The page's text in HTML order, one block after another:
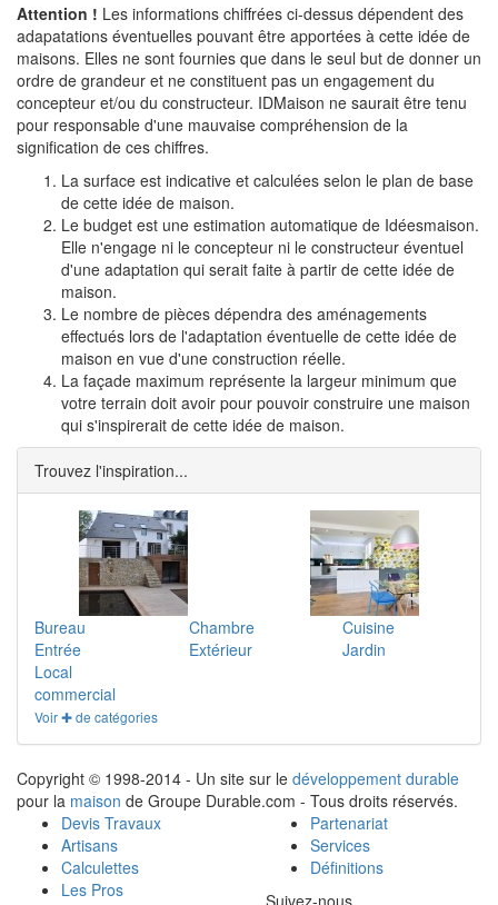
Attention ! Les informations chiffrées ci-dessus dépendent des
adapatations éventuelles pouvant être apportées à cette idée de
maisons. Elles ne sont fournies que dans le seul but de donner un
ordre de grandeur et ne constituent pas un engagement du
concepteur et/ou du constructeur. IDMaison ne saurait être tenu
pour responsable d'une mauvaise compréhension de la
signification de ces chiffres.
La surface est indicative et calculées selon le plan de base
de cette idée de maison.
Le budget est une estimation automatique de Idéesmaison.
Elle n'engage ni le concepteur ni le constructeur éventuel
d'une adaptation qui serait faite à partir de cette idée de
maison.
Le nombre de pièces dépendra des aménagements
effectués lors de l'adaptation éventuelle de cette idée de
maison en vue d'une construction réelle.
La façade maximum représente la largeur minimum que
votre terrain doit avoir pour pouvoir construire une maison
qui s'inspirerait de cette idée de maison.
Trouvez l'inspiration...
Bureau Chambre
Cuisine
Entrée
Extérieur
Jardin
Local
commercial
Voir ✚ de catégories
Copyright © 1998-2014 - Un site sur le développement durable
pour la maison de Groupe Durable.com - Tous droits réservés.
Devis Travaux
Artisans
Calculettes
Les Pros
Partenariat
Services
Définitions
Suivez-nous